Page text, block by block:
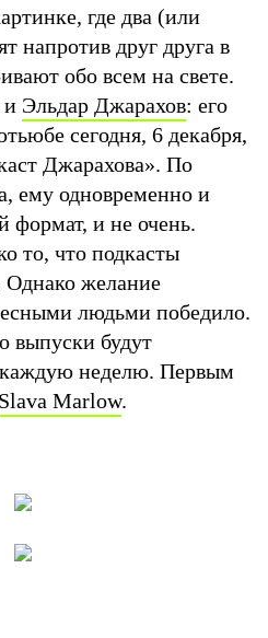
где два (или
напротив друг друга в
обо всем на свете.
и Эльдар Джарахов: его
сегодня, 6 декабря,
Джарахова». По
ему одновременно и
формат, и не очень.
то, что подкасты
Однако желание
людьми победило.
выпуски будут
каждую неделю. Первым
Slava Marlow.